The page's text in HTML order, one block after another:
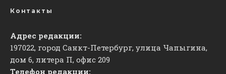
Контакты
Адрес редакции:
197022, город Санкт-Петербург, улица Чапыгина,
дом 6, литера П, офис 209
Телефон редакции: